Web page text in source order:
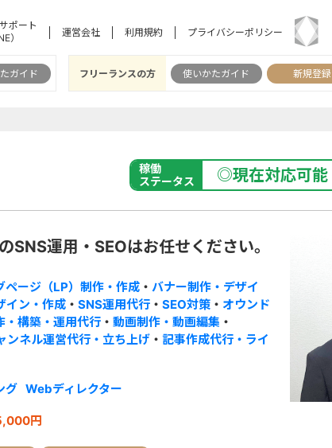
ポート
）
運営会社 利用規約 プライバシーポリシー
ガイド フリーランスの方 使いかたガイド 新規登録
稼働
ステータス
◎現在対応可能
SNS運用・SEOはお任せください。
ページ（LP）制作・作成 ・ バナー制作・デザイ
イン・作成 ・ SNS運用代行 ・ SEO対策 ・ オウンド
・構築・運用代行 ・ 動画制作・動画編集 ・
ンネル運営代行・立ち上げ ・ 記事作成代行・ライ
グ Webディレクター
円